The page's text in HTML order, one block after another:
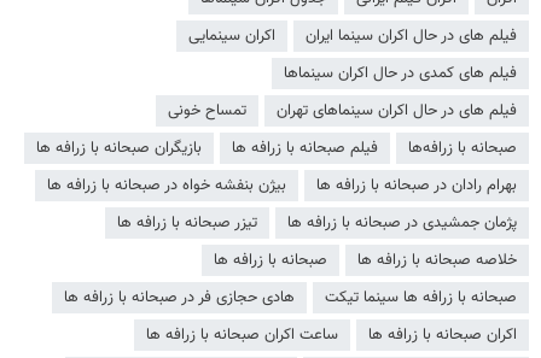
فیلم های در حال اکران سینما ایران
اکران سینمایی
فیلم های کمدی در حال اکران سینماها
فیلم های در حال اکران سینماهای تهران
تمساح خونی
صبحانه با زرافه‌ها
فیلم صبحانه با زرافه ها
بازیگران صبحانه با زرافه ها
بهرام رادان در صبحانه با زرافه ها
بیژن بنفشه خواه در صبحانه با زرافه ها
پژمان جمشیدی در صبحانه با زرافه ها
تیزر صبحانه با زرافه ها
خلاصه صبحانه با زرافه ها
صبحانه با زرافه ها
صبحانه با زرافه ها سینما تیکت
هادی حجازی فر در صبحانه با زرافه ها
اکران صبحانه با زرافه‌ ها
ساعت اکران صبحانه با زرافه‌ ها